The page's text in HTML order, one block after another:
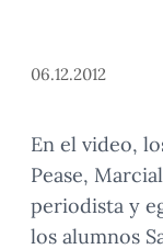
06.12.2012
En el video,
Pease,
periodista y
los alumnos